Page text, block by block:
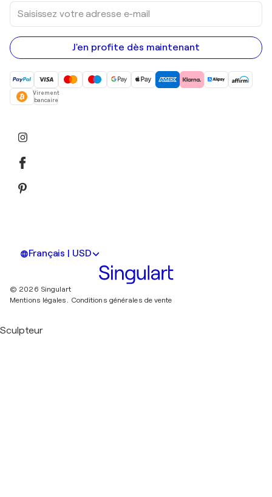
Saisissez
votre
adresse
e-
mail
J'en profite dès maintenant
Virement
bancaire
Français | USD
© 2026 Singulart
Mentions légales. Conditions générales de vente
Sculpteur